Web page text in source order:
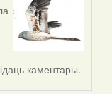
каментары.